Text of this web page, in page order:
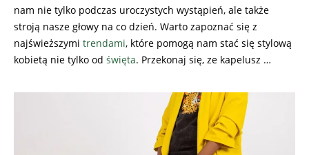
nam nie tylko podczas uroczystych wystąpień, ale także
stroją nasze głowy na co dzień. Warto zapoznać się z
najświeższymi trendami, które pomogą nam stać się stylową
kobietą nie tylko od święta. Przekonaj się, ze kapelusz …